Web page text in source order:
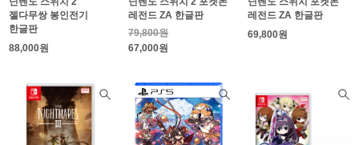
젤다무쌍 봉인전기
한글판
88,000원
레전드 ZA 한글판
79,800원
67,000원
레전드 ZA 한글판
69,800원